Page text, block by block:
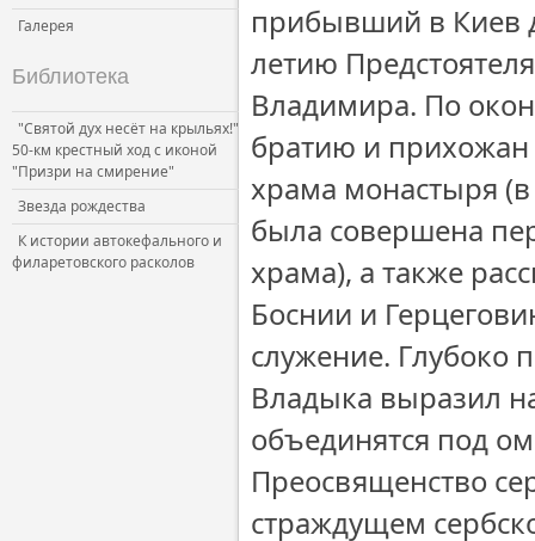
Галерея
Библиотека
"Святой дух несёт на крыльях!"
50-км крестный ход с иконой
"Призри на смирение"
Звезда рождества
К истории автокефального и
филаретовского расколов
прибывший в Киев
летию
Владимира. По
братию и прихожан
храма монастыря (в
была совершена
храма), а также
Боснии и
служение. Глубоко
Владыка выразил
объединятся под
Преосвященство
страждущем